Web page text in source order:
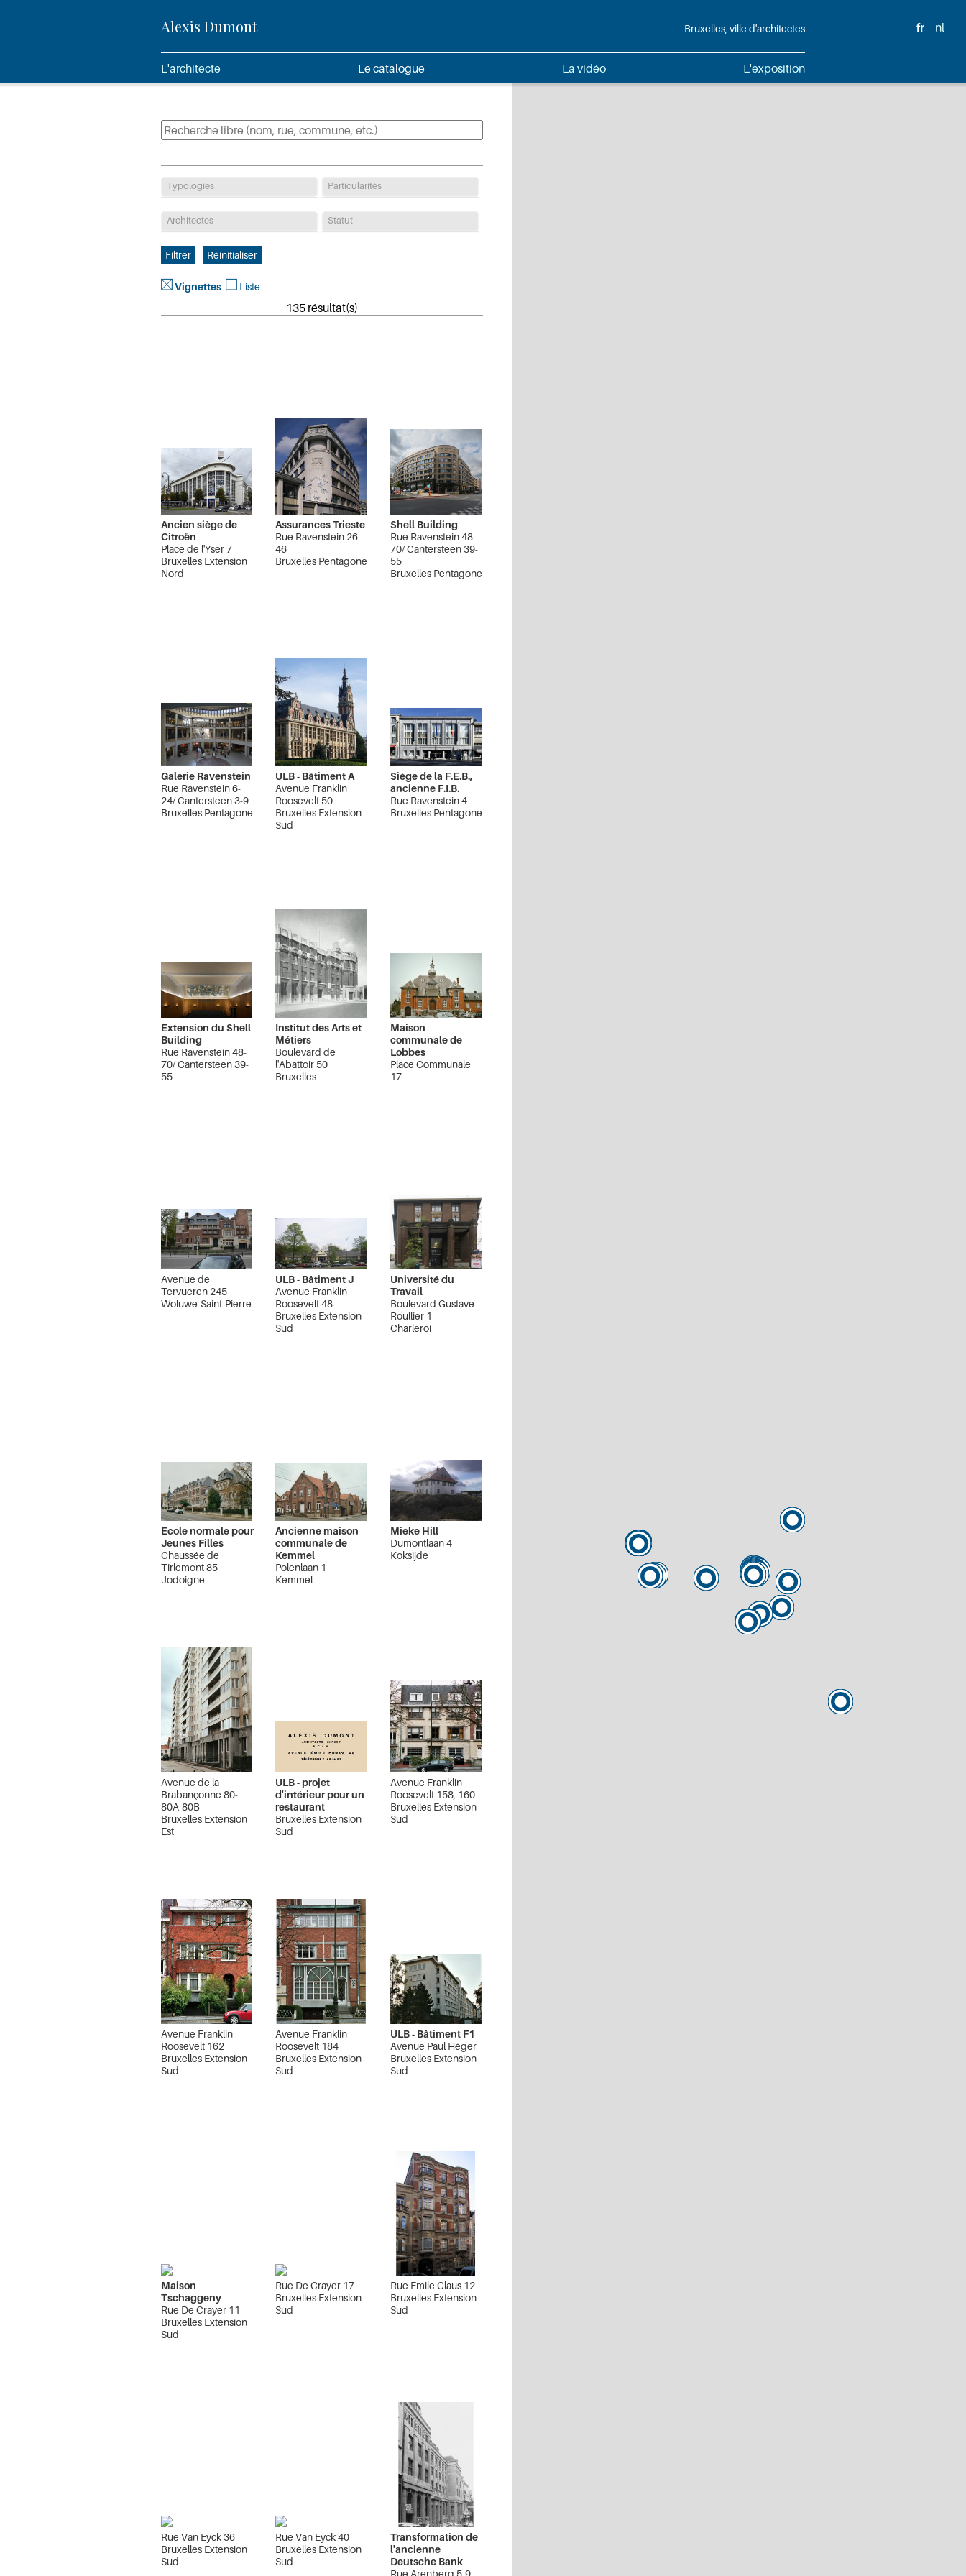
Alexis Dumont Bruxelles, ville d'architectes
L'architecte Le catalogue La vidéo L'exposition
fr nl
Typologies Particularités
Architectes Statut
Vignettes Liste
135 résultat(s)
Ancien siège de
Citroën
Place de l'Yser 7
Bruxelles Extension
Nord
Assurances Trieste
Rue Ravenstein 26-
46
Bruxelles Pentagone
Shell Building
Rue Ravenstein 48-
70/ Cantersteen 39-
55
Bruxelles Pentagone
Galerie Ravenstein
Rue Ravenstein 6-
24/ Cantersteen 3-9
Bruxelles Pentagone
ULB - Bâtiment A
Avenue Franklin
Roosevelt 50
Bruxelles Extension
Sud
Siège de la F.E.B.,
ancienne F.I.B.
Rue Ravenstein 4
Bruxelles Pentagone
Extension du Shell
Building
Rue Ravenstein 48-
70/ Cantersteen 39-
55
Institut des Arts et
Métiers
Boulevard de
l'Abattoir 50
Bruxelles
Maison
communale de
Lobbes
Place Communale
17
Avenue de
Tervueren 245
Woluwe-Saint-Pierre
ULB - Bâtiment J
Avenue Franklin
Roosevelt 48
Bruxelles Extension
Sud
Université du
Travail
Boulevard Gustave
Roullier 1
Charleroi
Ecole normale pour
Jeunes Filles
Chaussée de
Tirlemont 85
Jodoigne
Ancienne maison
communale de
Kemmel
Polenlaan 1
Kemmel
Mieke Hill
Dumontlaan 4
Koksijde
Avenue de la
Brabançonne 80-
80A-80B
Bruxelles Extension
Est
ULB - projet
d'intérieur pour un
restaurant
Bruxelles Extension
Sud
Avenue Franklin
Roosevelt 158, 160
Bruxelles Extension
Sud
Avenue Franklin
Roosevelt 162
Bruxelles Extension
Sud
Avenue Franklin
Roosevelt 184
Bruxelles Extension
Sud
ULB - Bâtiment F1
Avenue Paul Héger
Bruxelles Extension
Sud
Maison
Tschaggeny
Rue De Crayer 11
Bruxelles Extension
Sud
Rue De Crayer 17
Bruxelles Extension
Sud
Rue Emile Claus 12
Bruxelles Extension
Sud
Rue Van Eyck 36
Bruxelles Extension
Sud
Rue Van Eyck 40
Bruxelles Extension
Sud
Transformation de
l'ancienne
Deutsche Bank
Rue Arenberg 5-9